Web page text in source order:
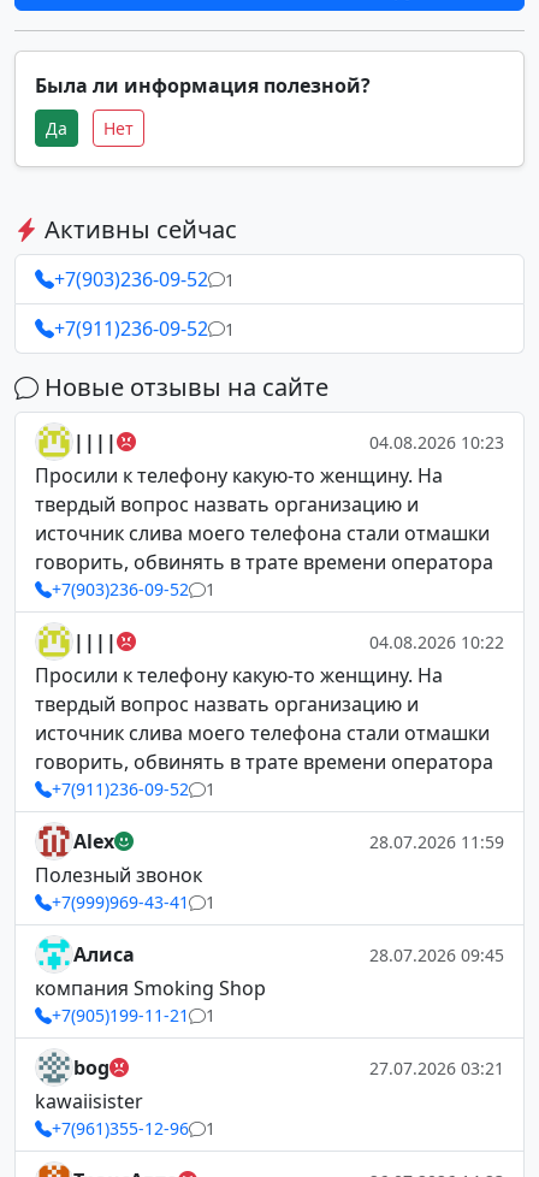
Была ли информация полезной?
Да Нет
Активны сейчас
+7(903)236-09-52 1
+7(911)236-09-52 1
Новые отзывы на сайте
|||| 04.08.2026 10:23
Просили к телефону какую-то женщину. На
твердый вопрос назвать организацию и
источник слива моего телефона стали отмашки
говорить, обвинять в трате времени оператора
+7(903)236-09-52 1
|||| 04.08.2026 10:22
Просили к телефону какую-то женщину. На
твердый вопрос назвать организацию и
источник слива моего телефона стали отмашки
говорить, обвинять в трате времени оператора
+7(911)236-09-52 1
Alex 28.07.2026 11:59
Полезный звонок
+7(999)969-43-41 1
Алиса 28.07.2026 09:45
компания Smoking Shop
+7(905)199-11-21 1
bog 27.07.2026 03:21
kawaiisister
+7(961)355-12-96 1